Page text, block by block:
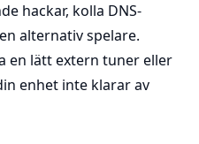
hackar, kolla DNS-
alternativ spelare.
en lätt extern tuner eller
enhet inte klarar av